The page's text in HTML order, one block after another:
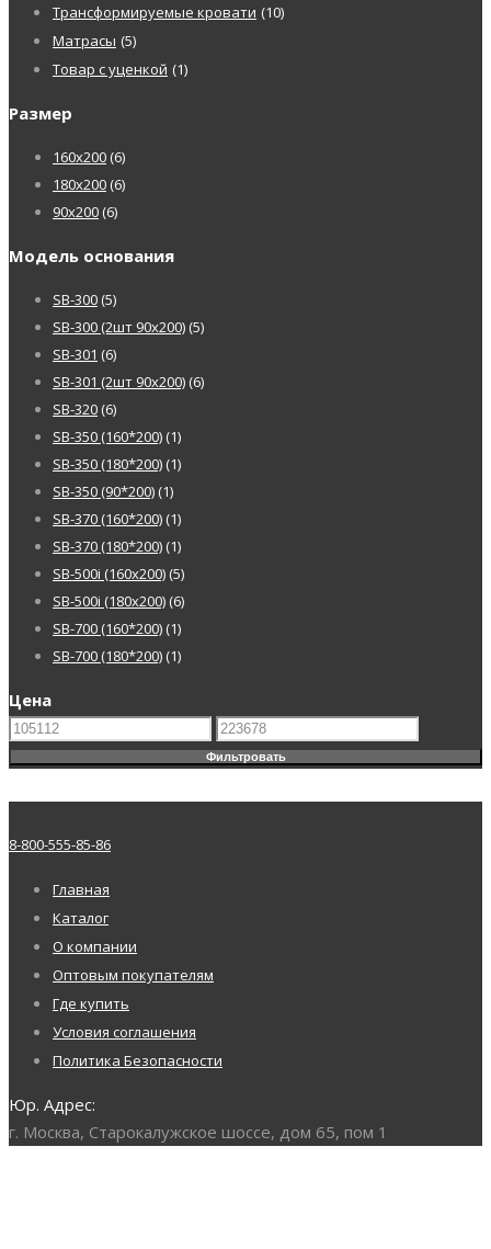
Трансформируемые кровати (10)
Матрасы (5)
Товар с уценкой (1)
Размер
160х200 (6)
180х200 (6)
90х200 (6)
Модель основания
SB-300 (5)
SB-300 (2шт 90х200) (5)
SB-301 (6)
SB-301 (2шт 90х200) (6)
SB-320 (6)
SB-350 (160*200) (1)
SB-350 (180*200) (1)
SB-350 (90*200) (1)
SB-370 (160*200) (1)
SB-370 (180*200) (1)
SB-500i (160x200) (5)
SB-500i (180x200) (6)
SB-700 (160*200) (1)
SB-700 (180*200) (1)
Цена
Фильтровать
8-800-555-85-86
Главная
Каталог
О компании
Оптовым покупателям
Где купить
Условия соглашения
Политика Безопасности
Юр. Адрес:
г. Москва, Старокалужское шоссе, дом 65, пом 1